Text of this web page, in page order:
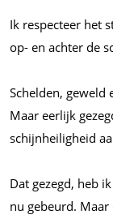
Ik respecteer het
op- en achter de
Schelden, geweld
Maar eerlijk
schijnheiligheid
Dat gezegd, heb
nu gebeurd.